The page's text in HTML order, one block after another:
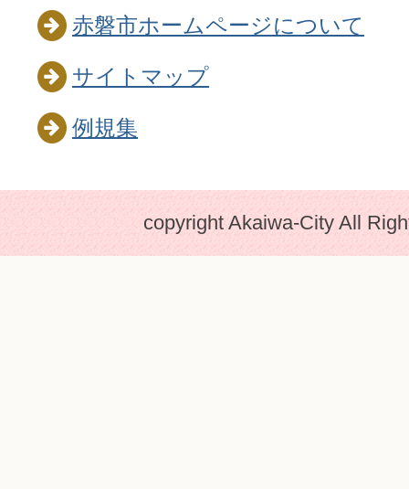
赤磐市ホームページについて
サイトマップ
例規集
copyright Akaiwa-City All